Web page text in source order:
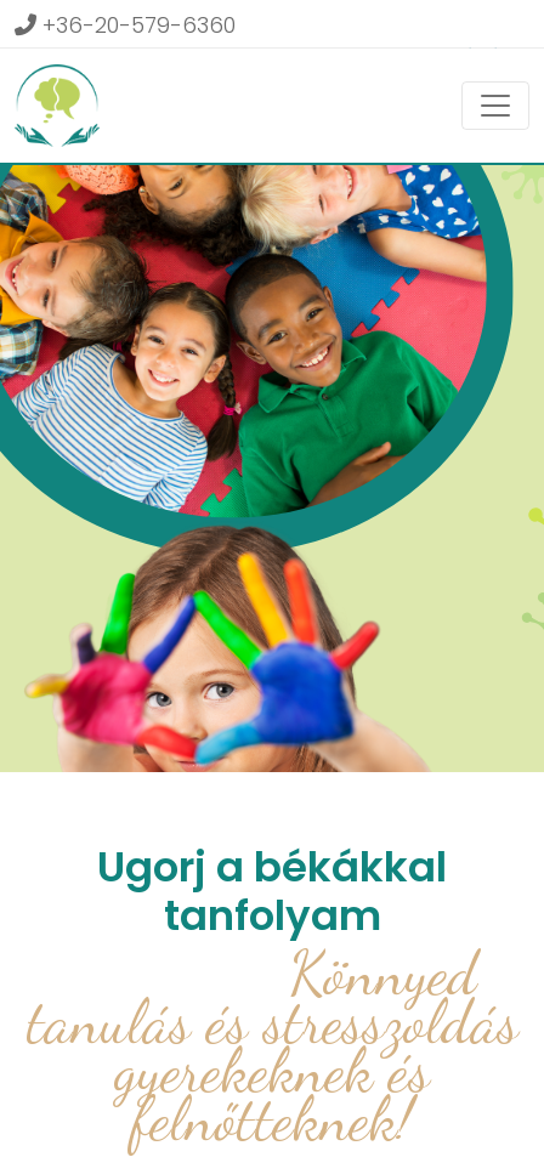
+36-20-579-6360
Belépés
Ugorj a békákkal
tanfolyam
Könnyed
tanulás és stresszoldás
gyerekeknek és
felnőtteknek!